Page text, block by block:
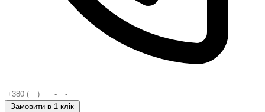
Замовити в 1 клік